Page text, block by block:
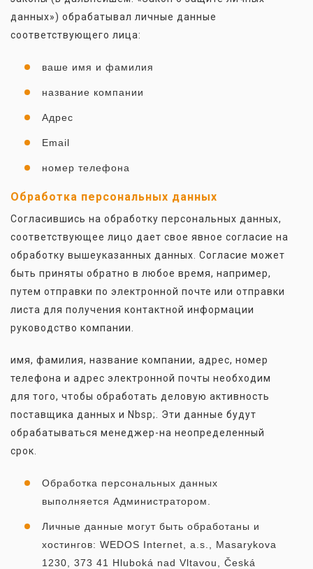
данных») обрабатывал личные данные
соответствующего лица:
ваше имя и фамилия
название компании
Адрес
Email
номер телефона
Обработка персональных данных
Согласившись на обработку персональных данных,
соответствующее лицо дает свое явное согласие на
обработку вышеуказанных данных. Согласие может
быть приняты обратно в любое время, например,
путем отправки по электронной почте или отправки
листа для получения контактной информации
руководство компании.
имя, фамилия, название компании, адрес, номер
телефона и адрес электронной почты необходим
для того, чтобы обработать деловую активность
поставщика данных и Nbsp;. Эти данные будут
обрабатываться менеджер-на неопределенный
срок.
Обработка персональных данных
выполняется Администратором.
Личные данные могут быть обработаны и
хостингов: WEDOS Internet, a.s., Masarykova
1230, 373 41 Hluboká nad Vltavou, Česká